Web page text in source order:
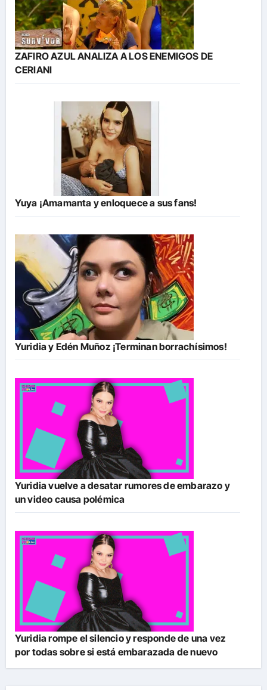
ZAFIRO AZUL ANALIZA A LOS ENEMIGOS DE
CERIANI
Yuya ¡Amamanta y enloquece a sus fans!
Yuridia y Edén Muñoz ¡Terminan borrachísimos!
Yuridia vuelve a desatar rumores de embarazo y
un video causa polémica
Yuridia rompe el silencio y responde de una vez
por todas sobre si está embarazada de nuevo